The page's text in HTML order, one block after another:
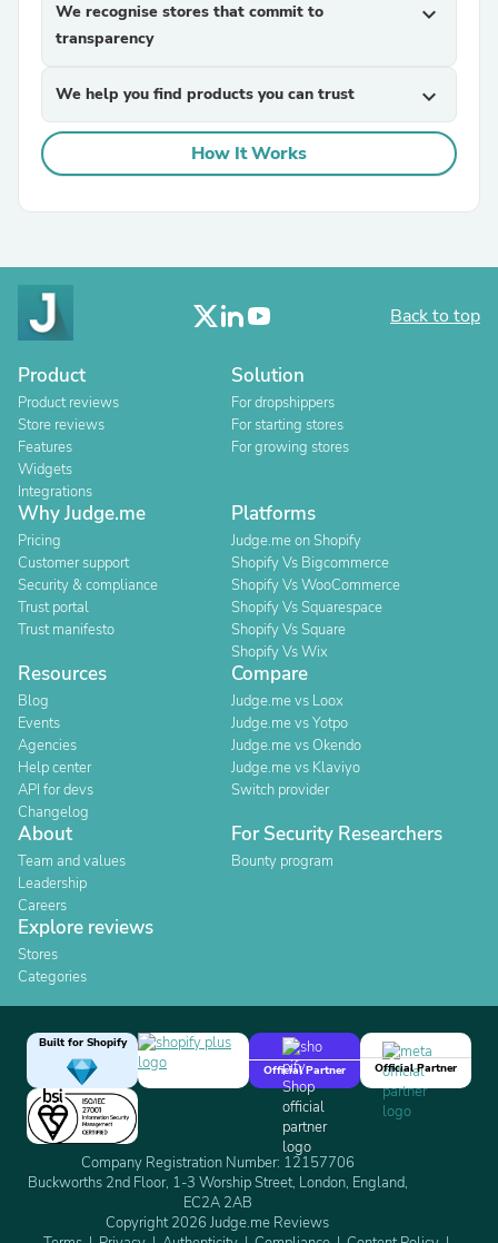
We recognise stores that commit to
transparency
expand_more
We help you find products you can trust expand_more
How It Works
Back to top
Product
Product reviews
Store reviews
Features
Widgets
Integrations
Solution
For dropshippers
For starting stores
For growing stores
Why Judge.me
Pricing
Customer support
Security & compliance
Trust portal
Trust manifesto
Platforms
Judge.me on Shopify
Shopify Vs Bigcommerce
Shopify Vs WooCommerce
Shopify Vs Squarespace
Shopify Vs Square
Shopify Vs Wix
Resources
Blog
Events
Agencies
Help center
API for devs
Changelog
Compare
Judge.me vs Loox
Judge.me vs Yotpo
Judge.me vs Okendo
Judge.me vs Klaviyo
Switch provider
About
Team and values
Leadership
Careers
For Security Researchers
Bounty program
Explore reviews
Stores
Categories
Built for Shopify
Official Partner
Official Partner
Company Registration Number: 12157706
Buckworths 2nd Floor, 1-3 Worship Street, London, England,
EC2A 2AB
Copyright 2026 Judge.me Reviews